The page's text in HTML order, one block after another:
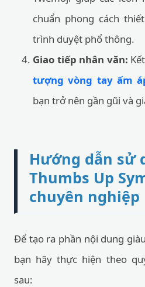
chuẩn phong cách
trình duyệt phổ thông.
Giao tiếp nhân văn:
tượng vòng tay ấm
bạn trở nên gần gũi và
Hướng dẫn sử
Thumbs Up
chuyên nghiệp
Để tạo ra phần nội dung
bạn hãy thực hiện theo
sau: